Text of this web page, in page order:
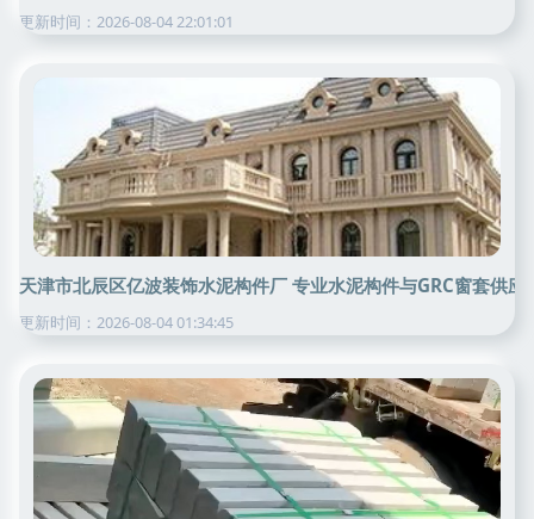
更新时间：2026-08-04 22:01:01
天津市北辰区亿波装饰水泥构件厂 专业水泥构件与GRC窗套供应
更新时间：2026-08-04 01:34:45